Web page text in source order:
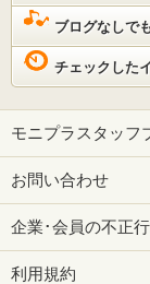
ブログなしで
チェックした
モニプラスタッフ
お問い合わせ
企業･会員の不正
利用規約